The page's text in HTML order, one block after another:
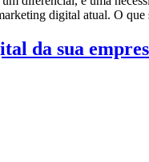
digital atual. O
da sua